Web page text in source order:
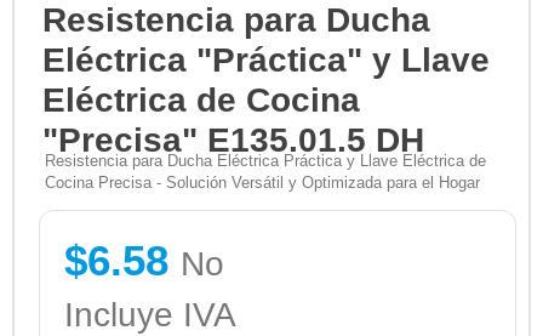
Resistencia para Ducha
Eléctrica "Práctica" y Llave
Eléctrica de Cocina
"Precisa" E135.01.5 DH
Resistencia para Ducha Eléctrica Práctica y Llave Eléctrica de
Cocina Precisa - Solución Versátil y Optimizada para el Hogar
$6.58 No
Incluye IVA